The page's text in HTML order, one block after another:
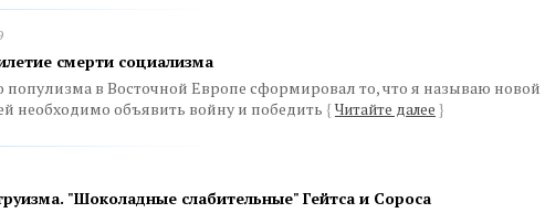
смерти социализма
популизма в Восточной Европе сформировал то, что я называю новой
необходимо объявить войну и победить { Читайте далее }
"Шоколадные слабительные" Гейтса и Сороса